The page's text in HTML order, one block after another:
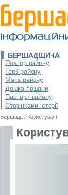
БЕРШАДЩИНА
Прапор району
Герб району
Мапа району
Дошка пошани
Паспорт району
Сторінками історії
Бершадь / Користувачі